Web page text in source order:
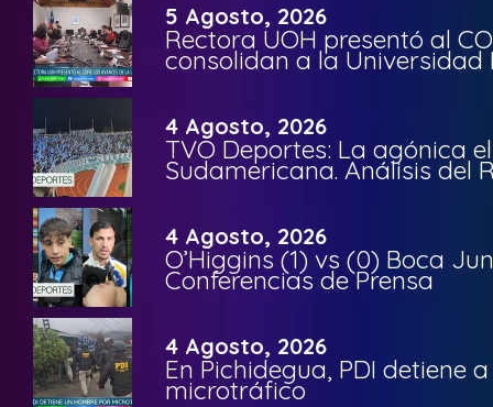
5 Agosto, 2026
Rectora UOH presentó al
consolidan a la Universidad
4 Agosto, 2026
TVO Deportes: La agónica
Sudamericana. Análisis del
4 Agosto, 2026
O’Higgins (1) vs (0) Boca
Conferencias de Prensa
4 Agosto, 2026
En Pichidegua, PDI detiene
microtráfico